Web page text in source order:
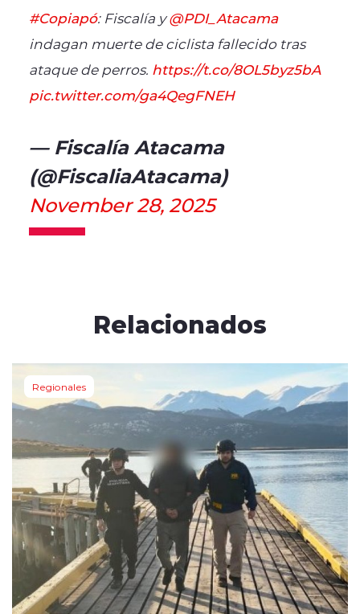
#Copiapó: Fiscalía y@PDI_Atacama
indagan muerte de ciclista fallecido tras
ataque de perros. https://t.co/8OL5byz5bA
pic.twitter.com/ga4QegFNEH
— Fiscalía Atacama
(@FiscaliaAtacama)
November 28, 2025
Relacionados
Regionales